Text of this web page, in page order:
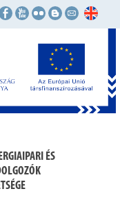
ÉS